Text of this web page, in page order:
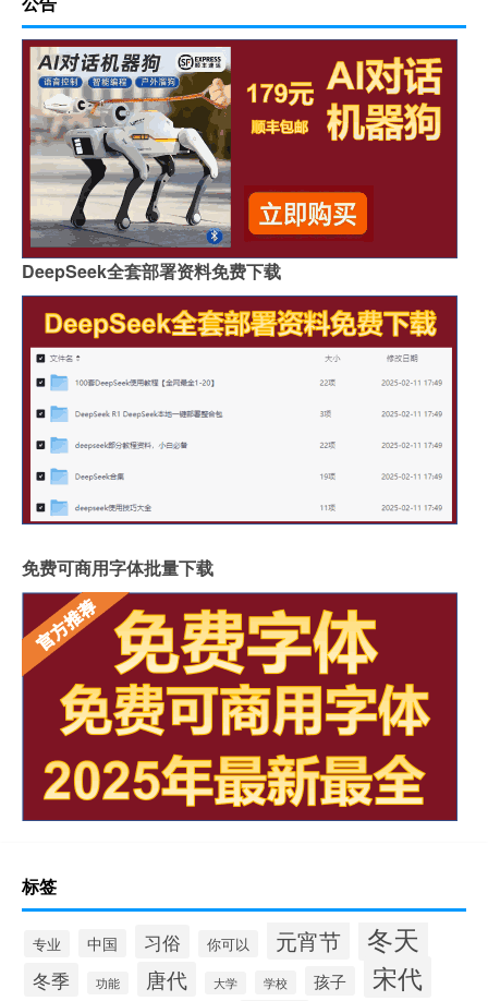
DeepSeek全套部署资料免费下载
免费可商用字体批量下载
标签
专业 中国 习俗 你可以 元宵节 冬天
冬季 功能 唐代 大学 学校 孩子 宋代